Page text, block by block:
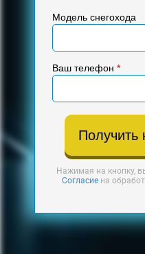
Модель снегохода
Ваш телефон *
Получить
Нажимая на кнопку,
Согласие на